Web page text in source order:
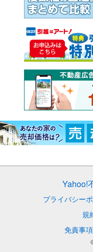
Yahoo!
プライバシー
規
免責事項